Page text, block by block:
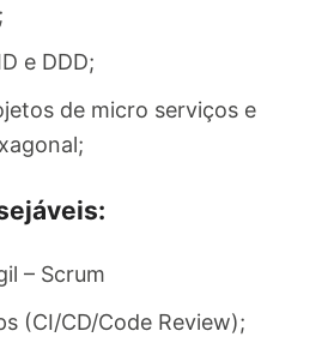
e DDD;
de micro serviços e
– Scrum
(CI/CD/Code Review);